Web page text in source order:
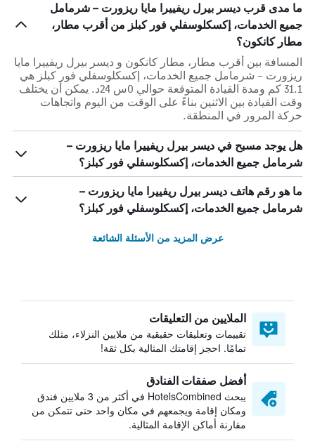
ما مدى قرب ديسر بيرل ريفييرا مايا ريزورت – شرمامل
جميع الخدمات، إكسكلوسفلي فور كبلز من أقرب مطار،
مطار كانكون؟
المسافة بين أقرب مطار، مطار كانكون و ديسر بيرل ريفييرا مايا
ريزورت – شرمامل جميع الخدمات، إكسكلوسفلي فور كبلز هي
31.1 كم ومدة القيادة المتوقعة حوالي 0س 24د. يمكن أن يختلف
وقت القيادة بين الاثنين بناءً على الوقت من اليوم واتجاهات
حركة المرور في المنطقة.
هل يوجد مسبح في ديسر بيرل ريفييرا مايا ريزورت –
شرمامل جميع الخدمات، إكسكلوسفلي فور كبلز؟
ما هو رقم هاتف ديسر بيرل ريفييرا مايا ريزورت –
شرمامل جميع الخدمات، إكسكلوسفلي فور كبلز؟
عرض المزيد من الأسئلة الشائعة
الملايين من التعليقات
تقييمات وتعليقات حقيقية من ملايين النزلاء، مثلك
تمامًا. احجز إقامتك المثالية بكل ثقة!
أفضل صفقات الفنادق
يبحث HotelsCombined في أكثر من 3 ملايين فندق
ومكان إقامة ويجمعهم في مكان واحد حتى تتمكن من
مقارنة أماكن الإقامة المثالية.